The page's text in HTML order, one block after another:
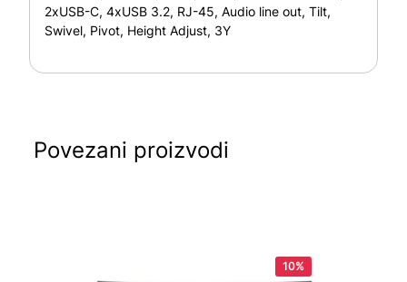
2xUSB-C, 4xUSB 3.2, RJ-45, Audio line out, Tilt,
Swivel, Pivot, Height Adjust, 3Y
Povezani proizvodi
10%